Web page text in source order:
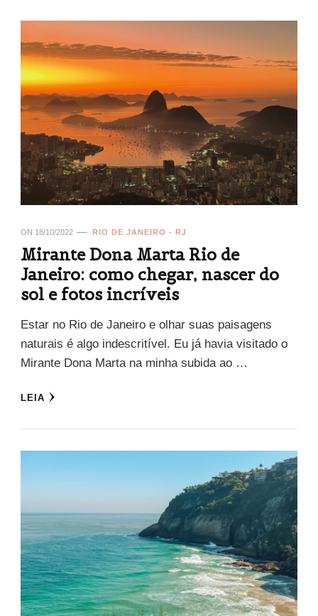
ON 18/10/2022 RIO DE JANEIRO - RJ
Mirante Dona Marta Rio de
Janeiro: como chegar, nascer do
sol e fotos incríveis
Estar no Rio de Janeiro e olhar suas paisagens
naturais é algo indescritível. Eu já havia visitado o
Mirante Dona Marta na minha subida ao …
LEIA